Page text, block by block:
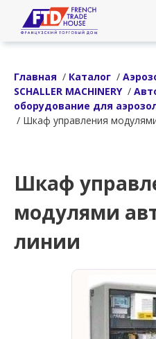
Главная / Каталог /
SCHALLER MACHINERY/
оборудование для
/ Шкаф управления
Шкаф
модулями
линии